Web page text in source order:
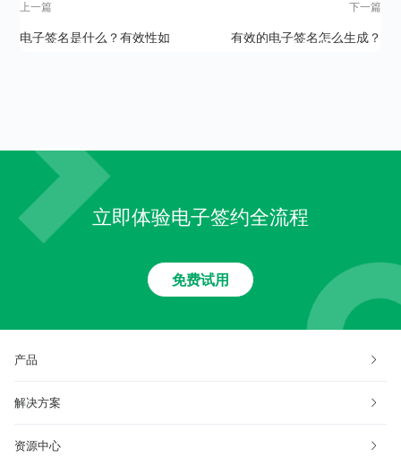
上一篇
电子签名是什么？有效性如
下一篇
有效的电子签名怎么生成？
立即体验电子签约全流程
免费试用
产品
解决方案
资源中心